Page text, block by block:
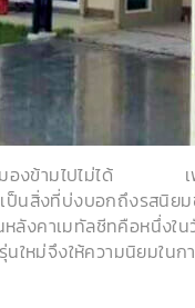
มองข้ามไปไม่ได้ เพร
นสิ่งที่บ่งบอกถึงรสนิยม
ลังคาเมทัลชีทคือหนึ่ง
ใหม่จึงให้ความนิยมใน